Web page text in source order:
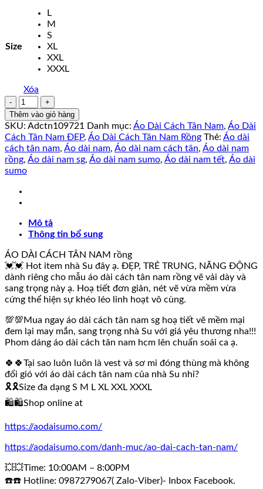
Size
L
M
S
XL
XXL
XXXL
Xóa
Áo
Dài
Cách
Tân
Nam
Vẽ
Tay
số
lượng
Thêm vào giỏ hàng
SKU: Adctn109721 Danh mục: Áo Dài Cách Tân Nam, Áo Dài
Cách Tân Nam ĐẸP, Áo Dài Cách Tân Nam Rồng Thẻ: Áo dài
cách tân nam, Áo dài nam, Áo dài nam cách tân, Áo dài nam
rồng, Áo dài nam sg, Áo dài nam sumo, Áo dài nam tết, Áo dài
sumo
Mô tả
Thông tin bổ sung
ÁO DÀI CÁCH TÂN NAM rồng
💓💓 Hot item nhà Su đây ạ. ĐẸP, TRẺ TRUNG, NĂNG ĐỘNG
dành riêng cho mẫu áo dài cách tân nam rồng vẽ vải dày và
sang trọng này ạ. Hoạ tiết đơn giản, nét vẽ vừa mềm vừa
cứng thể hiện sự khéo léo linh hoạt vô cùng.
💯💯Mua ngay áo dài cách tân nam sg hoạ tiết vẽ mềm mại
đem lại may mắn, sang trọng nhà Su với giá yêu thương nha!!!
Phom dáng áo dài cách tân nam hcm lên chuẩn soái ca ạ.
🍀🍀Tại sao luôn luôn là vest và sơ mi đóng thùng mà không
đổi gió với áo dài cách tân nam của nhà Su nhỉ?
🎗🎗Size đa dạng S M L XL XXL XXXL
🛍🛍Shop online at
https://aodaisumo.com/
https://aodaisumo.com/danh-muc/ao-dai-cach-tan-nam/
💥💥Time: 10:00AM – 8:00PM
☎️☎️ Hotline: 0987279067( Zalo-Viber)- Inbox Facebook.